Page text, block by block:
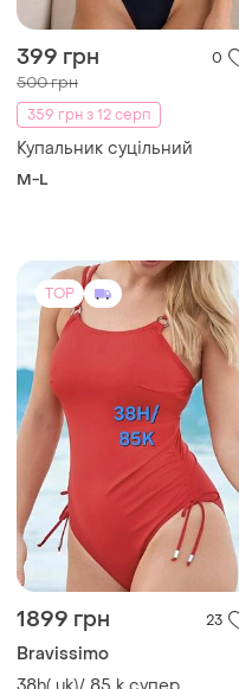
399 грн 0
500 грн
359 грн з 12 серп
Купальник суцільний
M-L
TOP
1899 грн 23
Bravissimo